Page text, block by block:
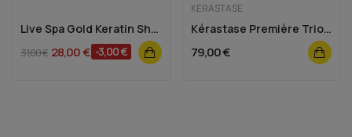
Live Spa Gold Keratin Shampoo 300ml - Vitaker...
31,00 € 28,00 € -3,00 €
KERASTASE
Kérastase Première Trio Spring Set
79,00 €